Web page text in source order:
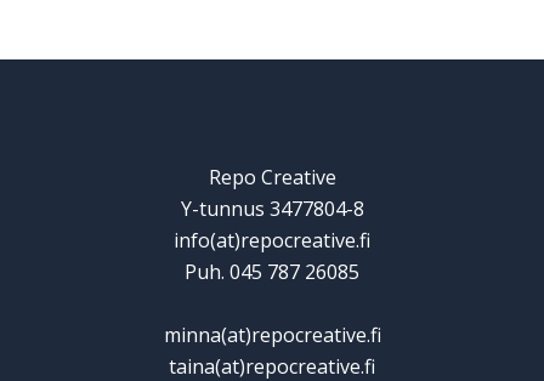
Repo Creative
Y-tunnus 3477804-8
info(at)repocreative.fi
Puh. 045 787 26085
minna(at)repocreative.fi
taina(at)repocreative.fi